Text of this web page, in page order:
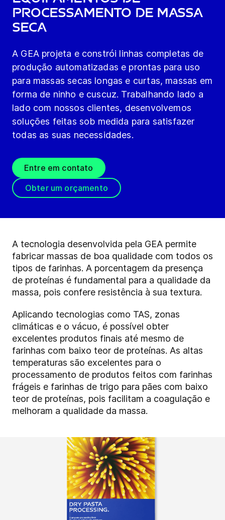
processamento de massa
seca
A GEA projeta e constrói linhas completas de
produção automatizadas e prontas para uso
para massas secas longas e curtas, massas em
forma de ninho e cuscuz. Trabalhando lado a
lado com nossos clientes, desenvolvemos
soluções feitas sob medida para satisfazer
todas as suas necessidades.
Entre em contato
Obter um orçamento
A tecnologia desenvolvida pela GEA permite
fabricar massas de boa qualidade com todos os
tipos de farinhas. A porcentagem da presença
de proteínas é fundamental para a qualidade da
massa, pois confere resistência à sua textura.
Aplicando tecnologias como TAS, zonas
climáticas e o vácuo, é possível obter
excelentes produtos finais até mesmo de
farinhas com baixo teor de proteínas. As altas
temperaturas são excelentes para o
processamento de produtos feitos com farinhas
frágeis e farinhas de trigo para pães com baixo
teor de proteínas, pois facilitam a coagulação e
melhoram a qualidade da massa.